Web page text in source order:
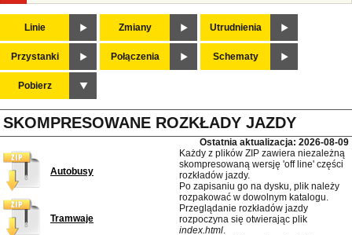
Linie Zmiany Utrudnienia
Przystanki Połączenia Schematy
Pobierz
SKOMPRESOWANE ROZKŁADY JAZDY
Ostatnia aktualizacja: 2026-08-09
Autobusy
Tramwaje
Każdy z plików ZIP zawiera niezależną
skompresowaną wersję 'off line' części
rozkładów jazdy.
Po zapisaniu go na dysku, plik należy
rozpakować w dowolnym katalogu.
Przeglądanie rozkładów jazdy
rozpoczyna się otwierając plik
index.html.